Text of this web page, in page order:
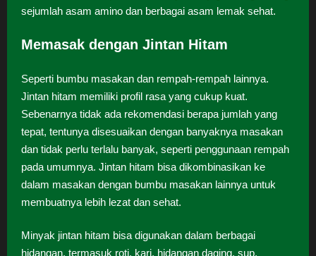
sejumlah asam amino dan berbagai asam lemak sehat.
Memasak dengan Jintan Hitam
Seperti bumbu masakan dan rempah-rempah lainnya.
Jintan hitam memiliki profil rasa yang cukup kuat.
Sebenarnya tidak ada rekomendasi berapa jumlah yang
tepat, tentunya disesuaikan dengan banyaknya masakan
dan tidak perlu terlalu banyak, seperti penggunaan rempah
pada umumnya. Jintan hitam bisa dikombinasikan ke
dalam masakan dengan bumbu masakan lainnya untuk
membuatnya lebih lezat dan sehat.
Minyak jintan hitam bisa digunakan dalam berbagai
hidangan, termasuk roti, kari, hidangan daging, sup,